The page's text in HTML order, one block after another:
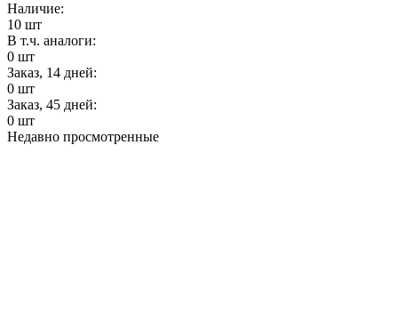
Наличие:
10 шт
В т.ч. аналоги:
0 шт
Заказ, 14 дней:
0 шт
Заказ, 45 дней:
0 шт
Недавно просмотренные